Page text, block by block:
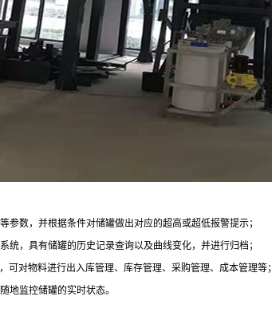
参数，并根据条件对储罐做出对应的超高或超低报警提示；
统，具有储罐的历史记录查询以及曲线变化，并进行归档；
可对物料进行出入库管理、库存管理、采购管理、成本管理等；
地监控储罐的实时状态。